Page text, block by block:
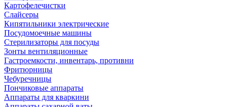
Картофелечистки
Слайсеры
Кипятильники электрические
Посудомоечные машины
Стерилизаторы для посуды
Зонты вентиляционные
Гастроемкости, инвентарь, противни
Фритюрницы
Чебуречницы
Пончиковые аппараты
Аппараты для кваркини